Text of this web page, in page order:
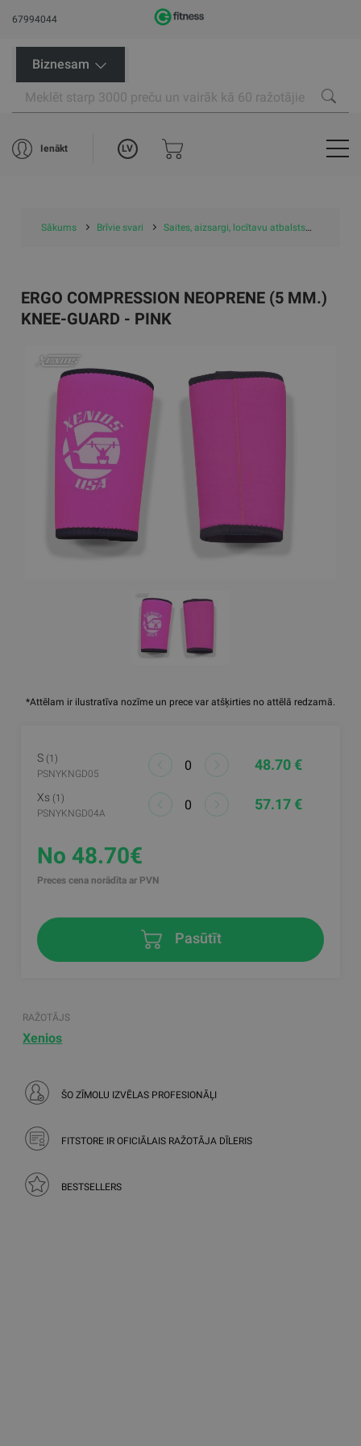
67994044
Biznesam
Ienākt LV
Sākums Brīvie svari Saites, aizsargi, locītavu atbalsts
*Attēlam ir ilustratīva nozīme un prece var atšķirties no attēlā redzamā.
ERGO COMPRESSION NEOPRENE (5 MM.)
KNEE-GUARD - PINK
S (1)
PSNYKNGD05
48.70 €
Xs (1)
PSNYKNGD04A
57.17 €
No 48.70€
Preces cena norādīta ar PVN
Pasūtīt
RAŽOTĀJS
Xenios
ŠO ZĪMOLU IZVĒLAS PROFESIONĀĻI
FITSTORE IR OFICIĀLAIS RAŽOTĀJA DĪLERIS
BESTSELLERS